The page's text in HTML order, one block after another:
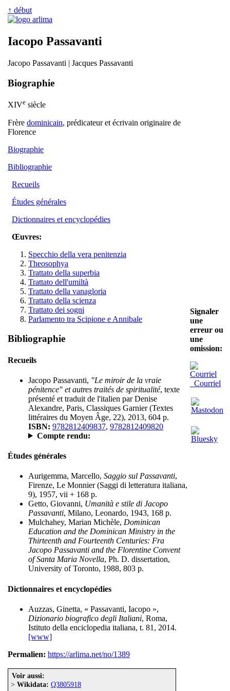
↑ début
Iacopo Passavanti
Jacopo Passavanti | Jacques Passavanti
Biographie
XIVe siècle
Frère dominicain, prédicateur et écrivain originaire de
Florence
Biographie
Bibliographie
Recueils
Études générales
Dictionnaires et encyclopédies
Œuvres:
Specchio della vera penitenzia
Theosophya
Trattato della superbia
Trattato dell'umiltà
Trattato della vanagloria
Trattato della scienza
Trattato dei sogni
Parlamento tra Scipione e Annibale
Bibliographie
Recueils
Jacopo Passavanti, "Le miroir de la vraie
pénitence" et autres traités de spiritualité, texte
présenté et traduit de l'italien par Denise
Alexandre, Paris, Classiques Garnier (Textes
littéraires du Moyen Âge, 22), 2013, 604 p.
ISBN: 9782812409837, 9782812409820
Compte rendu:
Études générales
Aurigemma, Marcello, Saggio sul Passavanti,
Firenze, Le Monnier (Saggi di letteratura italiana,
9), 1957, vii + 168 p.
Getto, Giovanni, Umanità e stile di Jacopo
Passavanti, Milano, Leonardo, 1943, 168 p.
Mulchahey, Marian Michèle, Dominican
Education and the Dominican Ministry in the
Thirteenth and Fourteenth Centuries: Fra
Jacopo Passavanti and the Florentine Convent
of Santa Maria Novella, Ph. D. dissertation,
University of Toronto, 1988, 803 p.
Dictionnaires et encyclopédies
Auzzas, Ginetta, « Passavanti, Iacopo »,
Dizionario biografico degli Italiani, Roma,
Istituto della enciclopedia italiana, t. 81, 2014.
[www]
Permalien: https://arlima.net/no/1389
Voir aussi:
> Wikidata: Q3805918
Signaler
une
erreur ou
une
omission:
Courriel